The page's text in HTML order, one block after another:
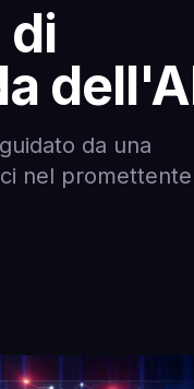
di
da una
nel promettente